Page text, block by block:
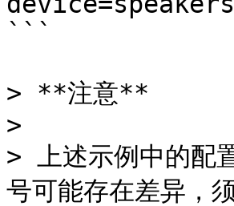
```
> **注意**
>
> 上述示例中的配
号可能存在差异，